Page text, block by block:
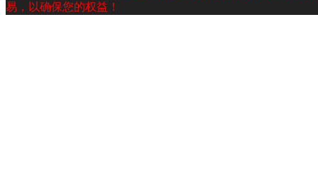
易，以确保您的权益！